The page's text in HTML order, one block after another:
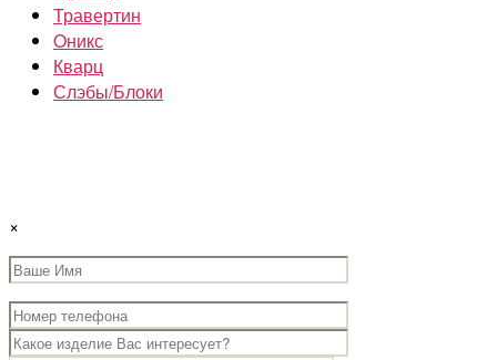
Травертин
Oникс
Кварц
Слэбы/Блоки
×